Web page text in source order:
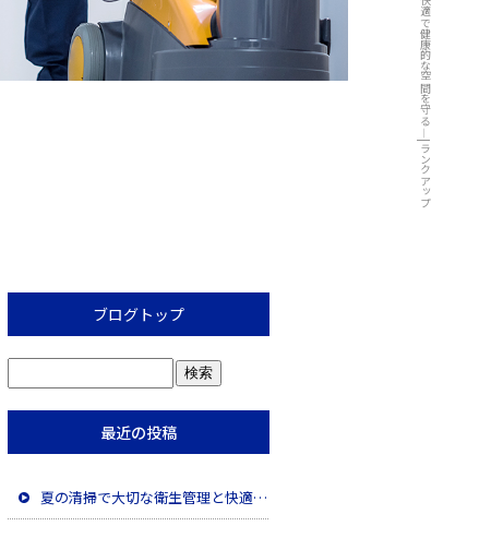
ブログトップ
最近の投稿
夏の清掃で大切な衛生管理と快適な空間づくり